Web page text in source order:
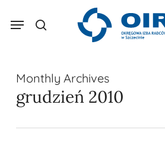
search
Menu
Koszyk
Monthly Archives
grudzień 2010